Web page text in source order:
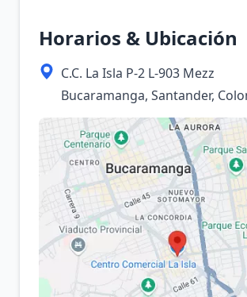
Horarios & Ubicación
C.C. La Isla P-2 L-903 Mezz
Bucaramanga, Santander,